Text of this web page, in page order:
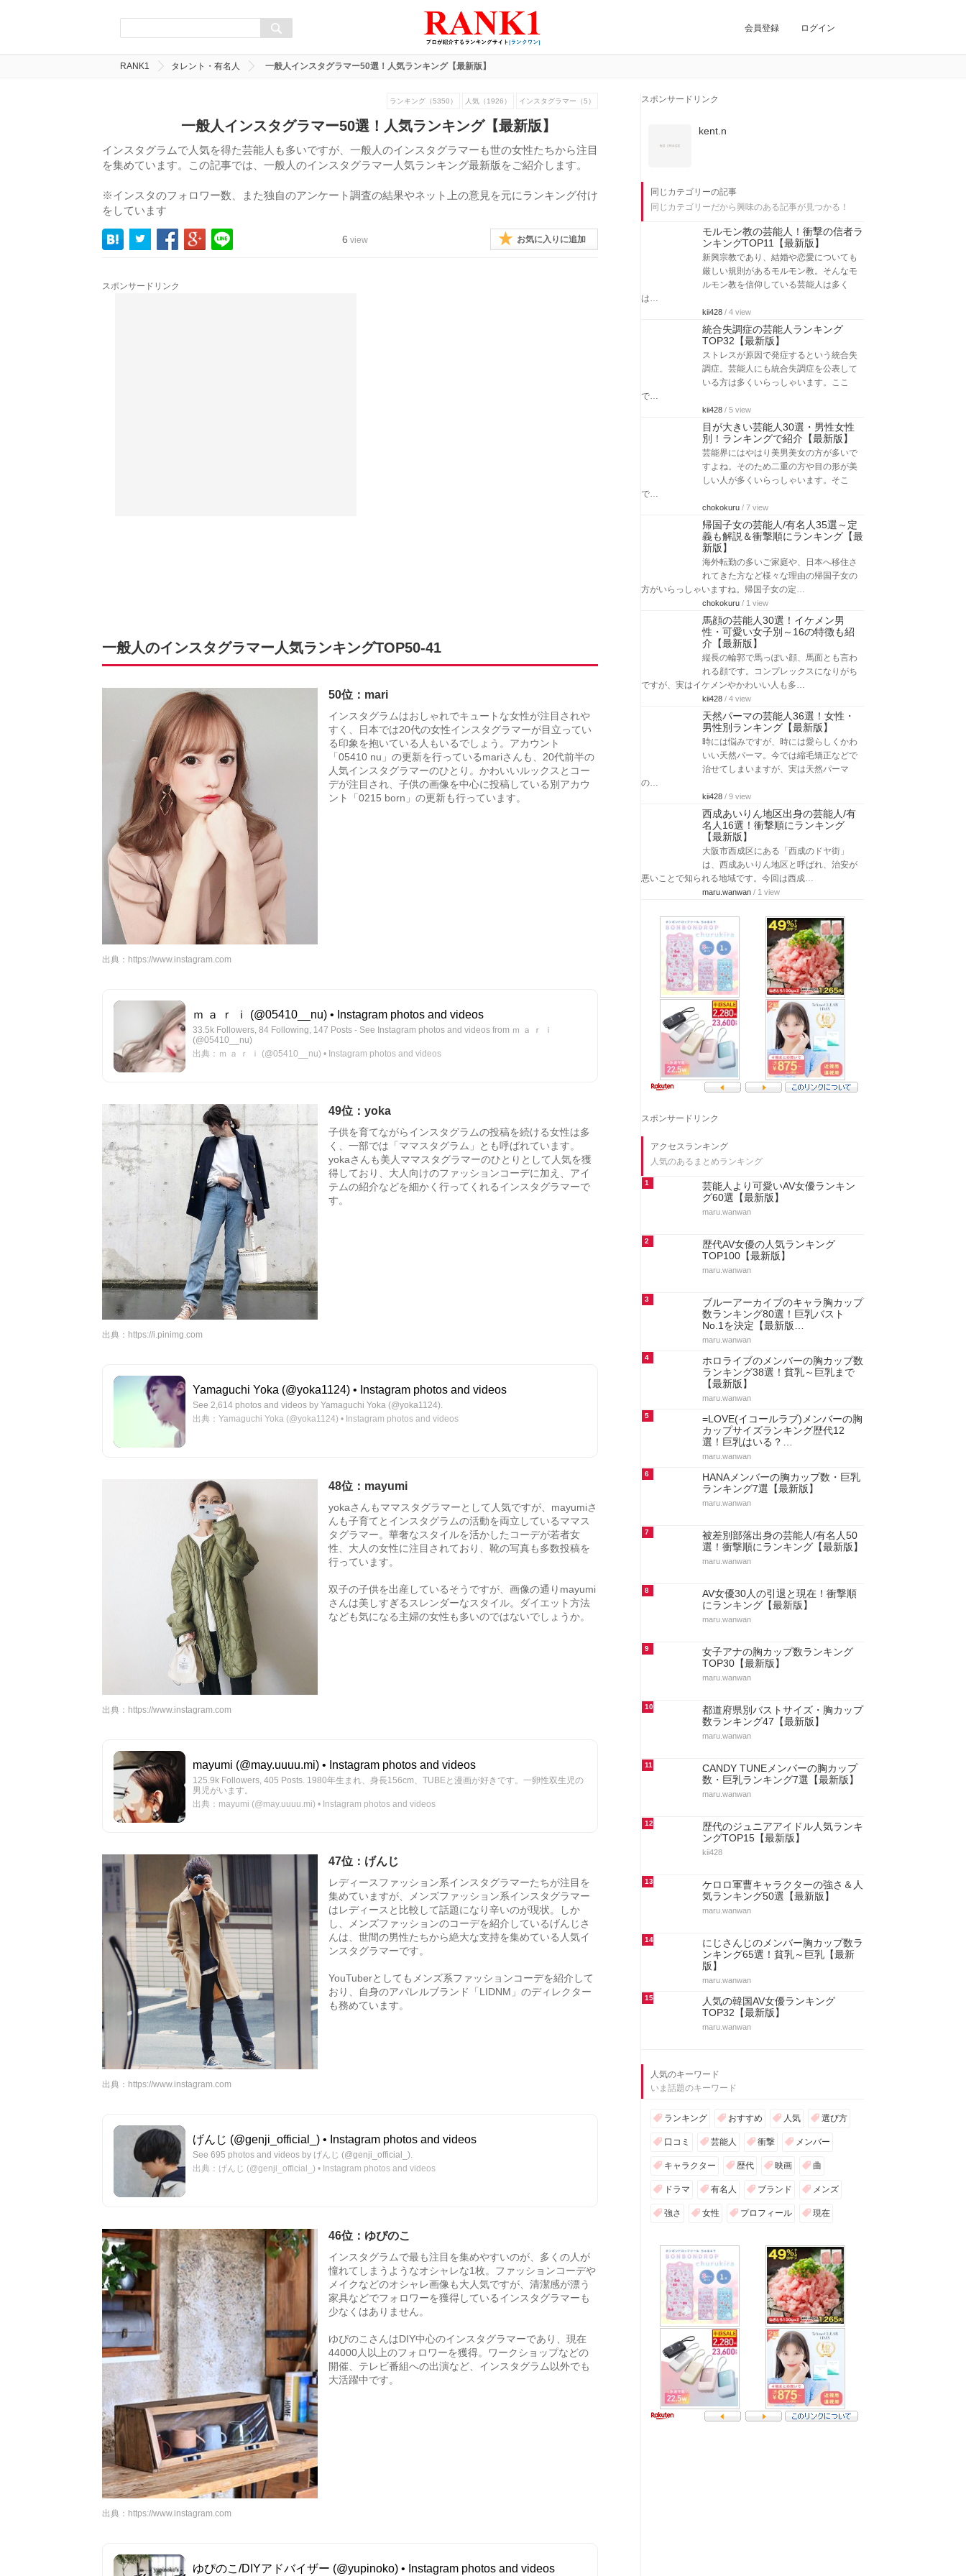
会員登録 ログイン
RANK1 タレント・有名人 一般人インスタグラマー50選！人気ランキング【最新版】
ランキング（5350） 人気（1926） インスタグラマー（5）
一般人インスタグラマー50選！人気ランキング【最新版】
インスタグラムで人気を得た芸能人も多いですが、一般人のインスタグラマーも世の女性たちから注目
を集めています。この記事では、一般人のインスタグラマー人気ランキング最新版をご紹介します。
※インスタのフォロワー数、また独自のアンケート調査の結果やネット上の意見を元にランキング付け
をしています
6 view お気に入りに追加
スポンサードリンク
一般人のインスタグラマー人気ランキングTOP50-41
50位：mari
インスタグラムはおしゃれでキュートな女性が注目されや
すく、日本では20代の女性インスタグラマーが目立ってい
る印象を抱いている人もいるでしょう。アカウント
「05410 nu」の更新を行っているmariさんも、20代前半の
人気インスタグラマーのひとり。かわいいルックスとコー
デが注目され、子供の画像を中心に投稿している別アカウ
ント「0215 born」の更新も行っています。
出典： https://www.instagram.com
ｍ ａ ｒ ｉ (@05410__nu) • Instagram photos and videos
33.5k Followers, 84 Following, 147 Posts - See Instagram photos and videos from ｍ ａ ｒ ｉ
(@05410__nu)
出典：ｍ ａ ｒ ｉ (@05410__nu) • Instagram photos and videos
49位：yoka
子供を育てながらインスタグラムの投稿を続ける女性は多
く、一部では「ママスタグラム」とも呼ばれています。
yokaさんも美人ママスタグラマーのひとりとして人気を獲
得しており、大人向けのファッションコーデに加え、アイ
テムの紹介などを細かく行ってくれるインスタグラマーで
す。
出典： https://i.pinimg.com
Yamaguchi Yoka (@yoka1124) • Instagram photos and videos
See 2,614 photos and videos by Yamaguchi Yoka (@yoka1124).
出典：Yamaguchi Yoka (@yoka1124) • Instagram photos and videos
48位：mayumi
yokaさんもママスタグラマーとして人気ですが、mayumiさ
んも子育てとインスタグラムの活動を両立しているママス
タグラマー。華奢なスタイルを活かしたコーデが若者女
性、大人の女性に注目されており、靴の写真も多数投稿を
行っています。
双子の子供を出産しているそうですが、画像の通りmayumi
さんは美しすぎるスレンダーなスタイル。ダイエット方法
なども気になる主婦の女性も多いのではないでしょうか。
出典： https://www.instagram.com
mayumi (@may.uuuu.mi) • Instagram photos and videos
125.9k Followers, 405 Posts. 1980年生まれ、身長156cm、TUBEと漫画が好きです。一卵性双生児の
男児がいます。
出典：mayumi (@may.uuuu.mi) • Instagram photos and videos
47位：げんじ
レディースファッション系インスタグラマーたちが注目を
集めていますが、メンズファッション系インスタグラマー
はレディースと比較して話題になり辛いのが現状。しか
し、メンズファッションのコーデを紹介しているげんじさ
んは、世間の男性たちから絶大な支持を集めている人気イ
ンスタグラマーです。
YouTuberとしてもメンズ系ファッションコーデを紹介して
おり、自身のアパレルブランド「LIDNM」のディレクター
も務めています。
出典： https://www.instagram.com
げんじ (@genji_official_) • Instagram photos and videos
See 695 photos and videos by げんじ (@genji_official_).
出典：げんじ (@genji_official_) • Instagram photos and videos
46位：ゆぴのこ
インスタグラムで最も注目を集めやすいのが、多くの人が
憧れてしまうようなオシャレな1枚。ファッションコーデや
メイクなどのオシャレ画像も大人気ですが、清潔感が漂う
家具などでフォロワーを獲得しているインスタグラマーも
少なくはありません。
ゆぴのこさんはDIY中心のインスタグラマーであり、現在
44000人以上のフォロワーを獲得。ワークショップなどの
開催、テレビ番組への出演など、インスタグラム以外でも
大活躍中です。
出典： https://www.instagram.com
ゆぴのこ/DIYアドバイザー (@yupinoko) • Instagram photos and videos
スポンサードリンク
kent.n
同じカテゴリーの記事
同じカテゴリーだから興味のある記事が見つかる！
モルモン教の芸能人！衝撃の信者ラ
ンキングTOP11【最新版】
新興宗教であり、結婚や恋愛についても
厳しい規則があるモルモン教。そんなモ
ルモン教を信仰している芸能人は多く
は…
kii428 / 4 view
統合失調症の芸能人ランキング
TOP32【最新版】
ストレスが原因で発症するという統合失
調症。芸能人にも統合失調症を公表して
いる方は多くいらっしゃいます。ここ
で…
kii428 / 5 view
目が大きい芸能人30選・男性女性
別！ランキングで紹介【最新版】
芸能界にはやはり美男美女の方が多いで
すよね。そのため二重の方や目の形が美
しい人が多くいらっしゃいます。そこ
で…
chokokuru / 7 view
帰国子女の芸能人/有名人35選～定
義も解説＆衝撃順にランキング【最
新版】
海外転勤の多いご家庭や、日本へ移住さ
れてきた方など様々な理由の帰国子女の
方がいらっしゃいますね。帰国子女の定…
chokokuru / 1 view
馬顔の芸能人30選！イケメン男
性・可愛い女子別～16の特徴も紹
介【最新版】
縦長の輪郭で馬っぽい顔、馬面とも言わ
れる顔です。コンプレックスになりがち
ですが、実はイケメンやかわいい人も多…
kii428 / 4 view
天然パーマの芸能人36選！女性・
男性別ランキング【最新版】
時には悩みですが、時には愛らしくかわ
いい天然パーマ。今では縮毛矯正などで
治せてしまいますが、実は天然パーマ
の…
kii428 / 9 view
西成あいりん地区出身の芸能人/有
名人16選！衝撃順にランキング
【最新版】
大阪市西成区にある「西成のドヤ街」
は、西成あいりん地区と呼ばれ、治安が
悪いことで知られる地域です。今回は西成…
maru.wanwan / 1 view
スポンサードリンク
アクセスランキング
人気のあるまとめランキング
1
芸能人より可愛いAV女優ランキン
グ60選【最新版】
maru.wanwan
2
歴代AV女優の人気ランキング
TOP100【最新版】
maru.wanwan
3
ブルーアーカイブのキャラ胸カップ
数ランキング80選！巨乳バスト
No.1を決定【最新版…
maru.wanwan
4
ホロライブのメンバーの胸カップ数
ランキング38選！貧乳～巨乳まで
【最新版】
maru.wanwan
5
=LOVE(イコールラブ)メンバーの胸
カップサイズランキング歴代12
選！巨乳はいる？…
maru.wanwan
6
HANAメンバーの胸カップ数・巨乳
ランキング7選【最新版】
maru.wanwan
7
被差別部落出身の芸能人/有名人50
選！衝撃順にランキング【最新版】
maru.wanwan
8
AV女優30人の引退と現在！衝撃順
にランキング【最新版】
maru.wanwan
9
女子アナの胸カップ数ランキング
TOP30【最新版】
maru.wanwan
10
都道府県別バストサイズ・胸カップ
数ランキング47【最新版】
maru.wanwan
11
CANDY TUNEメンバーの胸カップ
数・巨乳ランキング7選【最新版】
maru.wanwan
12
歴代のジュニアアイドル人気ランキ
ングTOP15【最新版】
kii428
13
ケロロ軍曹キャラクターの強さ＆人
気ランキング50選【最新版】
maru.wanwan
14
にじさんじのメンバー胸カップ数ラ
ンキング65選！貧乳～巨乳【最新
版】
maru.wanwan
15
人気の韓国AV女優ランキング
TOP32【最新版】
maru.wanwan
人気のキーワード
いま話題のキーワード
ランキング おすすめ 人気 選び方
口コミ 芸能人 衝撃 メンバー
キャラクター 歴代 映画 曲
ドラマ 有名人 ブランド メンズ
強さ 女性 プロフィール 現在